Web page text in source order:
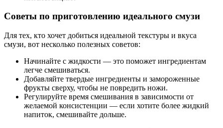
Советы по приготовлению идеального смузи
Для тех, кто хочет добиться идеальной текстуры и вкуса
смузи, вот несколько полезных советов:
Начинайте с жидкости — это поможет ингредиентам
легче смешиваться.
Добавляйте твердые ингредиенты и замороженные
фрукты сверху, чтобы не повредить ножи.
Регулируйте время смешивания в зависимости от
желаемой консистенции — если хотите более жидкий
напиток, смешивайте дольше.